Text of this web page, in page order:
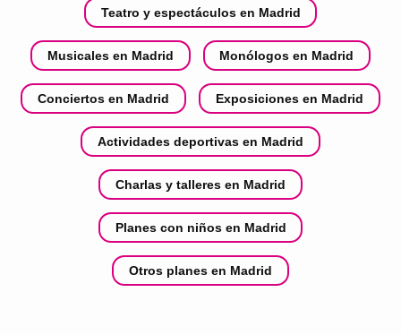
Teatro y espectáculos en Madrid
Musicales en Madrid Monólogos en Madrid
Conciertos en Madrid Exposiciones en Madrid
Actividades deportivas en Madrid
Charlas y talleres en Madrid
Planes con niños en Madrid
Otros planes en Madrid